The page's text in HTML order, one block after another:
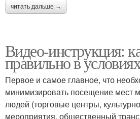
читать дальше →
Видео-инструкция:
правильно в
Первое и самое главное, что
минимизировать посещение мест
людей (торговые центры,
мероприятия, общественный